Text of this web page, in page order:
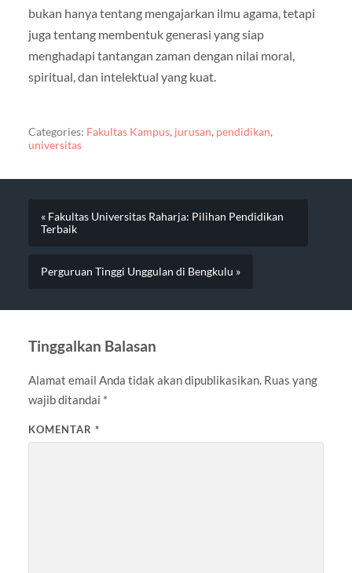
bukan hanya tentang mengajarkan ilmu agama, tetapi
juga tentang membentuk generasi yang siap
menghadapi tantangan zaman dengan nilai moral,
spiritual, dan intelektual yang kuat.
Categories: Fakultas Kampus, jurusan, pendidikan,
universitas
« Fakultas Universitas Raharja: Pilihan Pendidikan
Terbaik
Perguruan Tinggi Unggulan di Bengkulu »
Tinggalkan Balasan
Alamat email Anda tidak akan dipublikasikan. Ruas yang
wajib ditandai *
KOMENTAR *